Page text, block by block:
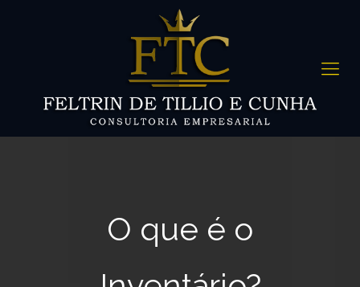
O que é o